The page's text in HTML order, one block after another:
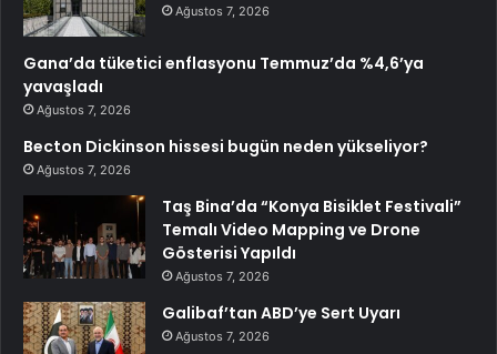
Ağustos 7, 2026
Gana’da tüketici enflasyonu Temmuz’da %4,6’ya
yavaşladı
Ağustos 7, 2026
Becton Dickinson hissesi bugün neden yükseliyor?
Ağustos 7, 2026
Taş Bina’da “Konya Bisiklet Festivali”
Temalı Video Mapping ve Drone
Gösterisi Yapıldı
Ağustos 7, 2026
Galibaf’tan ABD’ye Sert Uyarı
Ağustos 7, 2026